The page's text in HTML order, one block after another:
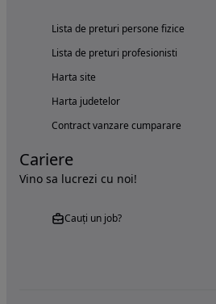
Lista de preturi persone fizice
Lista de preturi profesionisti
Harta site
Harta judetelor
Contract vanzare cumparare
Cariere
Vino sa lucrezi cu noi!
Cauți un job?